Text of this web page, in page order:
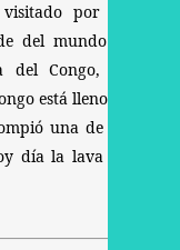
por los
del mundo se
del Congo, en
está lleno de
una de las
día la lava ha